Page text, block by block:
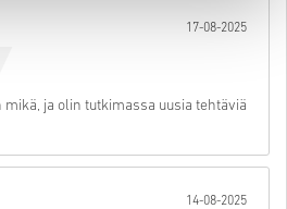
17-08-2025
ja olin tutkimassa uusia tehtäviä
14-08-2025